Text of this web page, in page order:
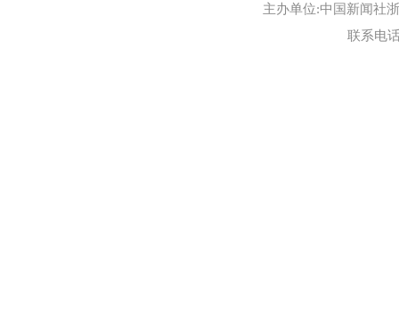
主办单位:中国新闻社
联系电